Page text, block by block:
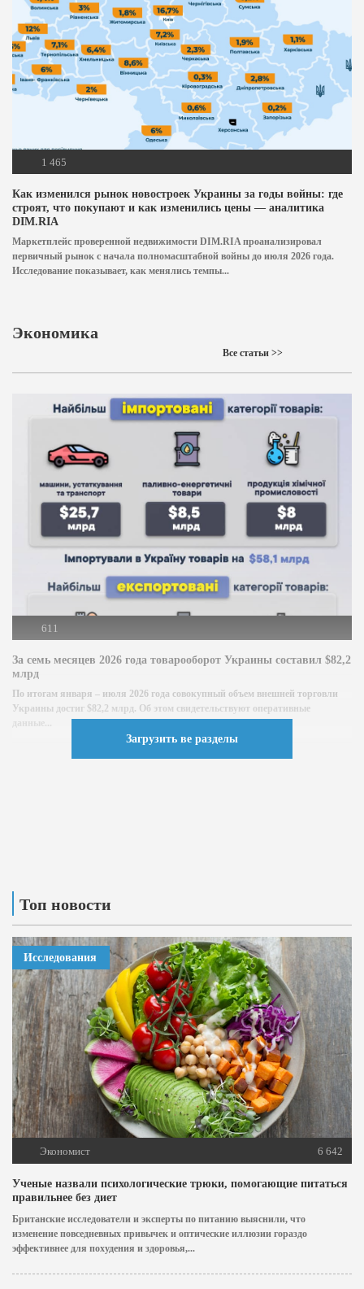
Топ новости
Исследования
Экономист 6 642
Ученые назвали психологические трюки, помогающие питаться
правильнее без диет
Британские исследователи и эксперты по питанию выяснили, что
изменение повседневных привычек и оптические иллюзии гораздо
эффективнее для похудения и здоровья,...
1 465
Как изменился рынок новостроек Украины за годы войны: где
строят, что покупают и как изменились цены — аналитика
DIM.RIA
Маркетплейс проверенной недвижимости DIM.RIA проанализировал
первичный рынок с начала полномасштабной войны до июля 2026 года.
Исследование показывает, как менялись темпы...
Экономика
Все статьи >>
611
За семь месяцев 2026 года товарооборот Украины составил $82,2
млрд
По итогам января – июля 2026 года совокупный объем внешней торговли
Украины достиг $82,2 млрд. Об этом свидетельствуют оперативные
данные...
Загрузить ве разделы